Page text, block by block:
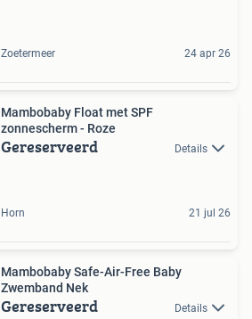
Zoetermeer 24 apr 26
Mambobaby Float met SPF
zonnescherm - Roze
Gereserveerd Details
Horn 21 jul 26
Mambobaby Safe-Air-Free Baby
Zwemband Nek
Gereserveerd Details